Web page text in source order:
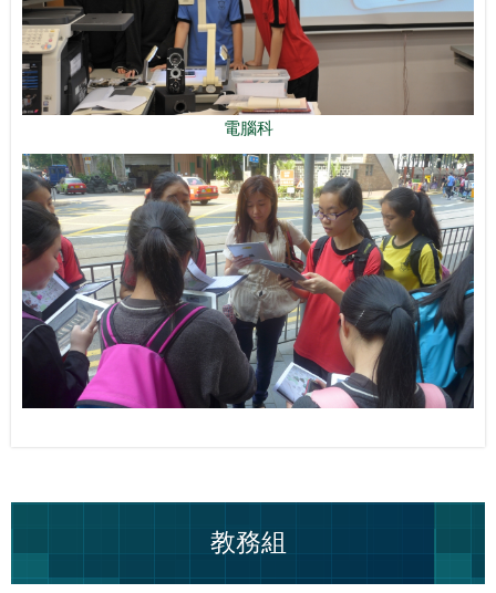
電腦科
教務組